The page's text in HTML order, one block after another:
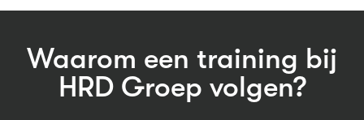
Waarom een training bij
HRD Groep volgen?